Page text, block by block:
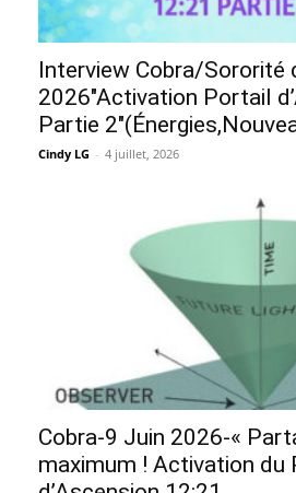
Interview Cobra/Sororité
2026″Activation Portail
Partie
Cindy LG - 4 juillet, 2026
Cobra-9 Juin 2026-«
maximum ! Activation du